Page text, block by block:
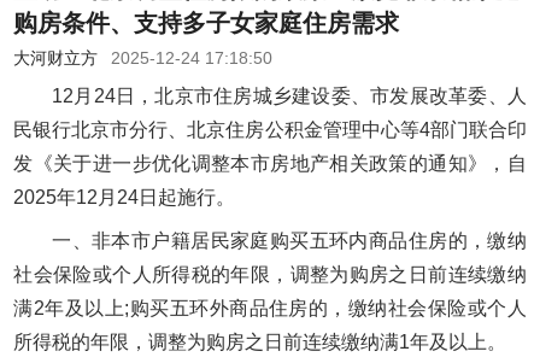
购房条件、支持多子女家庭住房需求
大河财立方 2025-12-24 17:18:50
12月24日，北京市住房城乡建设委、市发展改革委、人
民银行北京市分行、北京住房公积金管理中心等4部门联合印
发《关于进一步优化调整本市房地产相关政策的通知》，自
2025年12月24日起施行。
一、非本市户籍居民家庭购买五环内商品住房的，缴纳
社会保险或个人所得税的年限，调整为购房之日前连续缴纳
满2年及以上;购买五环外商品住房的，缴纳社会保险或个人
所得税的年限，调整为购房之日前连续缴纳满1年及以上。